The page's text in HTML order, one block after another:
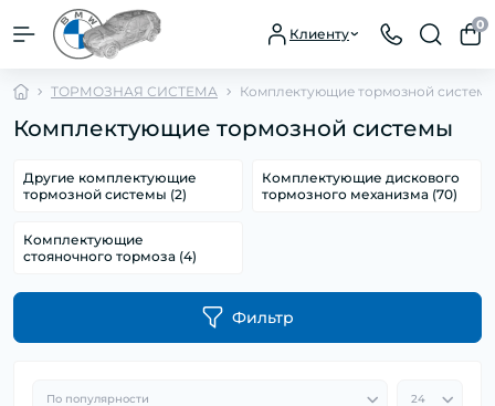
Клиенту
0
ТОРМОЗНАЯ СИСТЕМА Комплектующие тормозной системы
Комплектующие тормозной системы
Другие комплектующие
тормозной системы (2)
Комплектующие дискового
тормозного механизма (70)
Комплектующие
стояночного тормоза (4)
Фильтр